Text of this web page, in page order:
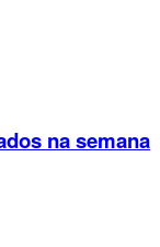
na semana